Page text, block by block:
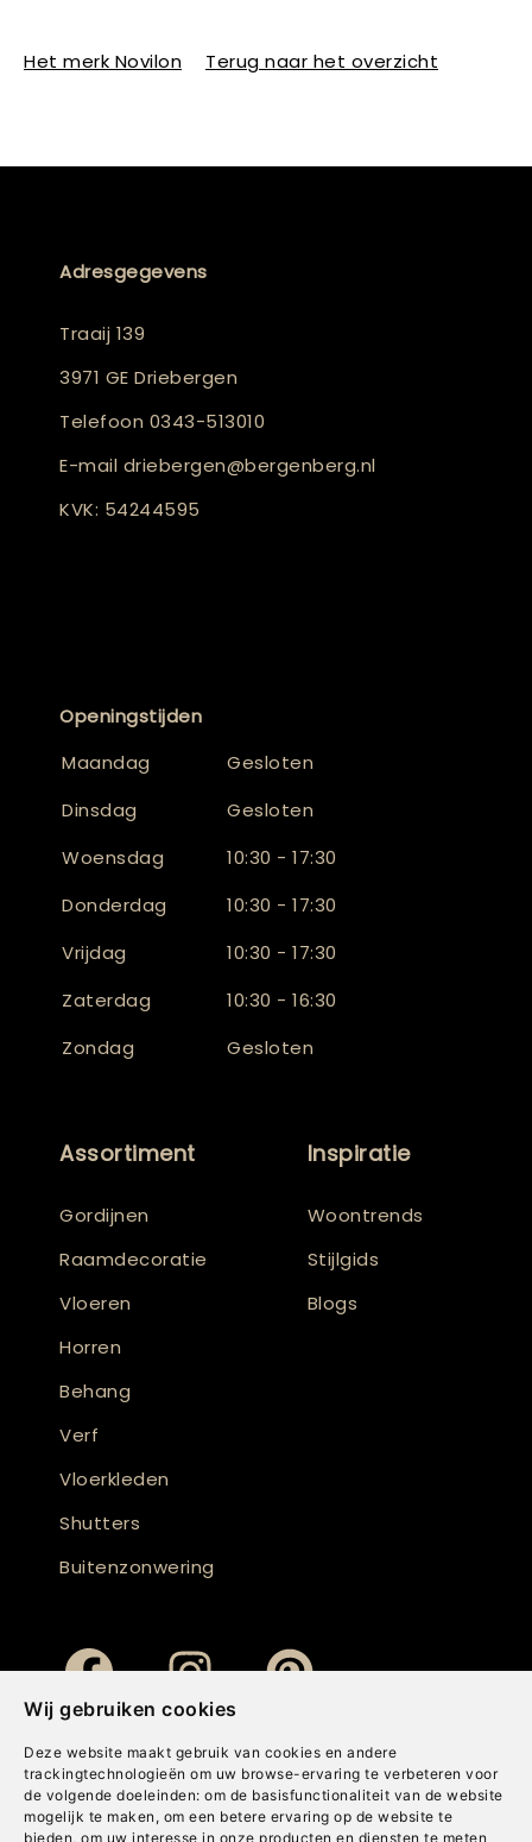
Wij gebruiken cookies
Deze website maakt gebruik van cookies en andere
trackingtechnologieën om uw browse-ervaring te verbeteren voor
de volgende doeleinden: om de basisfunctionaliteit van de website
mogelijk te maken , om een betere ervaring op de website te
bieden, om uw interesse in onze producten en diensten te meten
Het merk Novilon Terug naar het overzicht
Adresgegevens
Traaij 139
3971 GE Driebergen
Telefoon 0343-513010
E-mail driebergen@bergenberg.nl
KVK: 54244595
Openingstijden
Maandag
Gesloten
Dinsdag
Gesloten
Woensdag
10:30 - 17:30
Donderdag
10:30 - 17:30
Vrijdag
10:30 - 17:30
Zaterdag
10:30 - 16:30
Zondag
Gesloten
Assortiment
Gordijnen
Raamdecoratie
Vloeren
Horren
Behang
Verf
Vloerkleden
Shutters
Buitenzonwering
Inspiratie
Woontrends
Stijlgids
Blogs